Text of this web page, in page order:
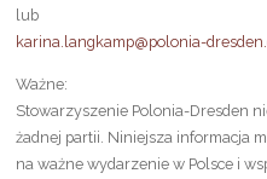
lub
karina.langkamp@polonia-
Ważne:
Stowarzyszenie Polonia-Dresden
żadnej partii. Niniejsza informacja
na ważne wydarzenie w Polsce i